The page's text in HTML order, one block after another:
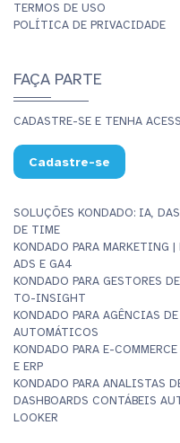
TERMOS DE USO
POLÍTICA DE PRIVACIDADE
FAÇA PARTE
CADASTRE-SE E TENHA
Cadastre-se
SOLUÇÕES KONDADO: IA,
DE TIME
KONDADO PARA MARKETING
ADS E GA4
KONDADO PARA GESTORES
TO-INSIGHT
KONDADO PARA AGÊNCIAS
AUTOMÁTICOS
KONDADO PARA E-
E ERP
KONDADO PARA ANALISTAS
DASHBOARDS CONTÁBEIS
LOOKER